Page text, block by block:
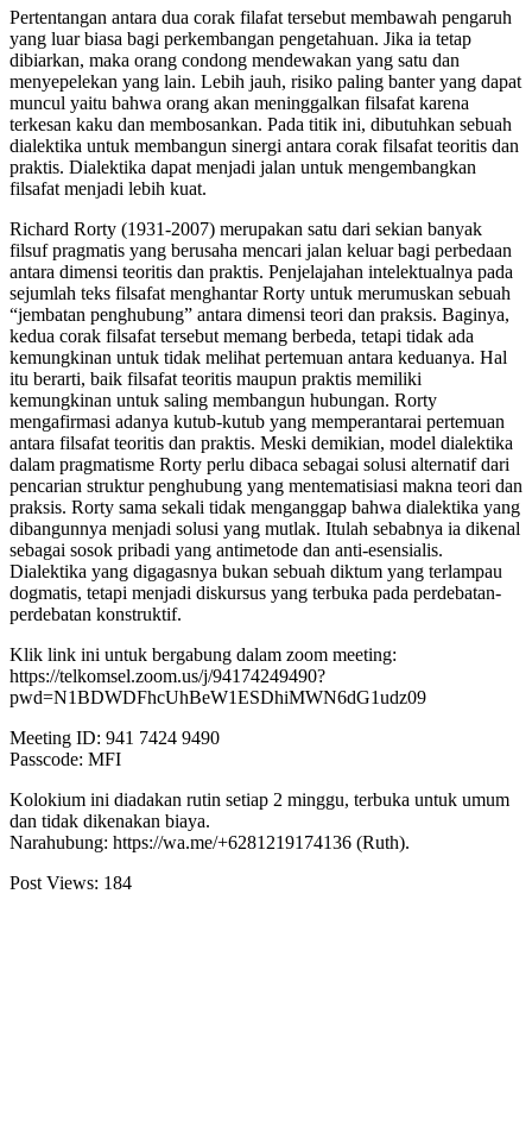
Pertentangan antara dua corak filafat tersebut membawah pengaruh
yang luar biasa bagi perkembangan pengetahuan. Jika ia tetap
dibiarkan, maka orang condong mendewakan yang satu dan
menyepelekan yang lain. Lebih jauh, risiko paling banter yang dapat
muncul yaitu bahwa orang akan meninggalkan filsafat karena
terkesan kaku dan membosankan. Pada titik ini, dibutuhkan sebuah
dialektika untuk membangun sinergi antara corak filsafat teoritis dan
praktis. Dialektika dapat menjadi jalan untuk mengembangkan
filsafat menjadi lebih kuat.
Richard Rorty (1931-2007) merupakan satu dari sekian banyak
filsuf pragmatis yang berusaha mencari jalan keluar bagi perbedaan
antara dimensi teoritis dan praktis. Penjelajahan intelektualnya pada
sejumlah teks filsafat menghantar Rorty untuk merumuskan sebuah
“jembatan penghubung” antara dimensi teori dan praksis. Baginya,
kedua corak filsafat tersebut memang berbeda, tetapi tidak ada
kemungkinan untuk tidak melihat pertemuan antara keduanya. Hal
itu berarti, baik filsafat teoritis maupun praktis memiliki
kemungkinan untuk saling membangun hubungan. Rorty
mengafirmasi adanya kutub-kutub yang memperantarai pertemuan
antara filsafat teoritis dan praktis. Meski demikian, model dialektika
dalam pragmatisme Rorty perlu dibaca sebagai solusi alternatif dari
pencarian struktur penghubung yang mentematisiasi makna teori dan
praksis. Rorty sama sekali tidak menganggap bahwa dialektika yang
dibangunnya menjadi solusi yang mutlak. Itulah sebabnya ia dikenal
sebagai sosok pribadi yang antimetode dan anti-esensialis.
Dialektika yang digagasnya bukan sebuah diktum yang terlampau
dogmatis, tetapi menjadi diskursus yang terbuka pada perdebatan-
perdebatan konstruktif.
Klik link ini untuk bergabung dalam zoom meeting:
https://telkomsel.zoom.us/j/94174249490?
pwd=N1BDWDFhcUhBeW1ESDhiMWN6dG1udz09
Meeting ID: 941 7424 9490
Passcode: MFI
Kolokium ini diadakan rutin setiap 2 minggu, terbuka untuk umum
dan tidak dikenakan biaya.
Narahubung: https://wa.me/+6281219174136 (Ruth).
Post Views: 184